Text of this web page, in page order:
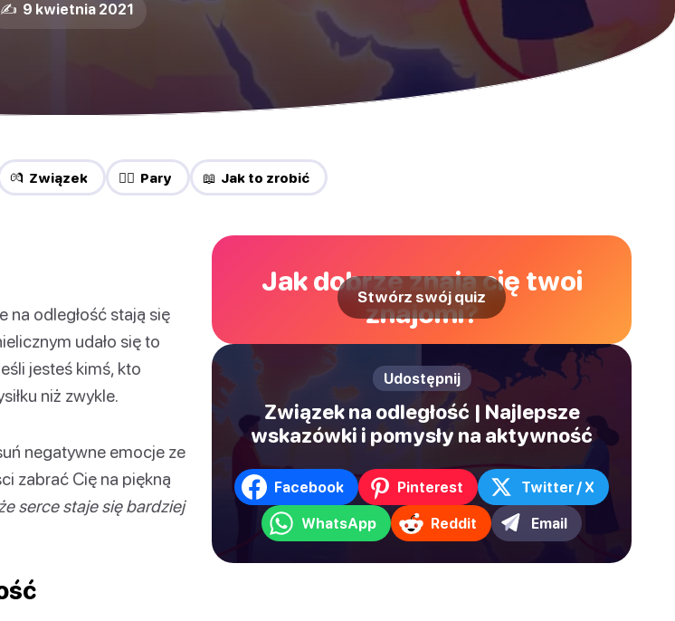
✍️ 9 kwietnia 2021
💏 Związek ❤️‍🔥 Pary 📖 Jak to zrobić
na odległość stają się
udało się to
jesteś kimś, kto
niż zwykle.
negatywne emocje ze
zabrać Cię na piękną
serce staje się bardziej
Jak dobrze znają cię twoi
znajomi?
Stwórz swój quiz
Udostępnij
Związek na odległość | Najlepsze
wskazówki i pomysły na aktywność
Facebook Pinterest Twitter / X
WhatsApp Reddit Email